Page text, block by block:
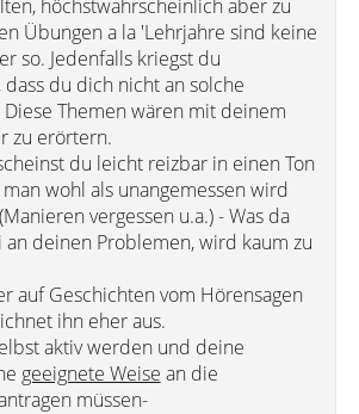
höchstwahrscheinlich aber zu
Übungen a la 'Lehrjahre sind keine
so. Jedenfalls kriegst du
du dich nicht an solche
Themen wären mit deinem
zu erörtern.
du leicht reizbar in einen Ton
wohl als unangemessen wird
vergessen u.a.) - Was da
an deinen Problemen, wird kaum zu
auf Geschichten vom Hörensagen
ihn eher aus.
aktiv werden und deine
geeignete Weise an die
müssen-